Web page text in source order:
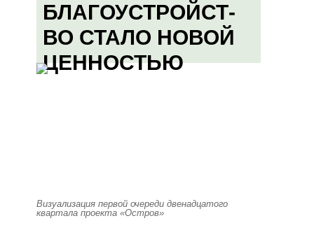
БЛАГОУСТРОЙСТ-
ВО СТАЛО НОВОЙ
ЦЕННОСТЬЮ
Визуализация первой очереди двенадцатого
квартала проекта «Остров»